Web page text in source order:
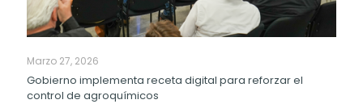
Marzo 27, 2026
Gobierno implementa receta digital para reforzar el
control de agroquímicos